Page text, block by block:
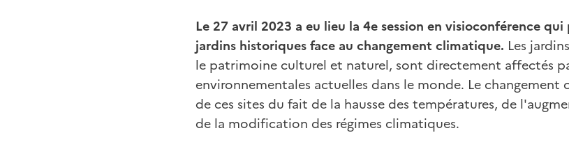
Le 27 avril 2023 a eu lieu la 4e session en visioconférence
jardins historiques face au changement climatique. Les
le patrimoine culturel et naturel, sont directement affectés
environnementales actuelles dans le monde. Le
de ces sites du fait de la hausse des températures, de
de la modification des régimes climatiques.